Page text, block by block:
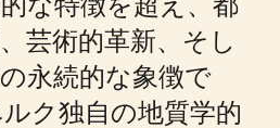
芸術的革新、そし
永続的な象徴で
ク独自の地質学的